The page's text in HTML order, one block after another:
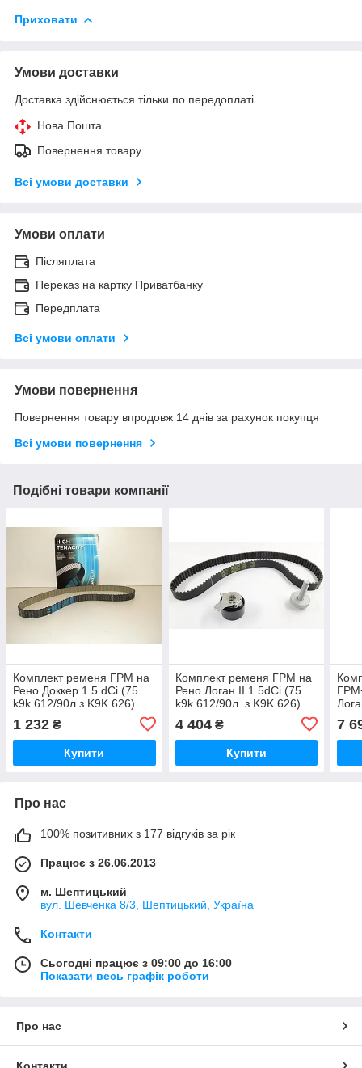
Приховати
Умови доставки
Доставка здійснюється тільки по передоплаті.
Нова Пошта
Повернення товару
Всі умови доставки
Умови оплати
Післяплата
Переказ на картку Приватбанку
Передплата
Всі умови оплати
Умови повернення
Повернення товару впродовж 14 днів за рахунок покупця
Всі умови повернення
Подібні товари компанії
Комплект ременя ГРМ на
Рено Доккер 1.5 dCi (75
k9k 612/90л.з K9K 626)
941096
1 232 ₴
Купити
Комплект ременя ГРМ на
Рено Логан II 1.5dCi (75
k9k 612/90л. з K9K 626)
(2012>) Renault (Оригінал)
130C14613R
4 404₴
Купити
7
Про нас
100% позитивних з 177 відгуків за рік
Працює з 26.06.2013
м. Шептицький
вул. Шевченка 8/3, Шептицький, Україна
Контакти
Сьогодні працює з 09:00 до 16:00
Показати весь графік роботи
Про нас
Контакти